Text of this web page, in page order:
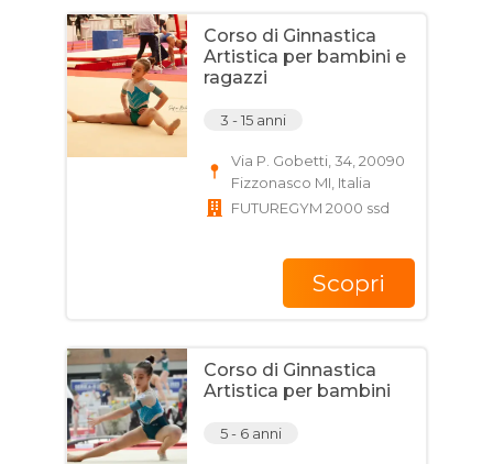
Corso di Ginnastica
Artistica per bambini e
ragazzi
3 - 15 anni
Via P. Gobetti, 34, 20090
Fizzonasco MI, Italia
FUTUREGYM 2000 ssd
Scopri
Corso di Ginnastica
Artistica per bambini
5 - 6 anni